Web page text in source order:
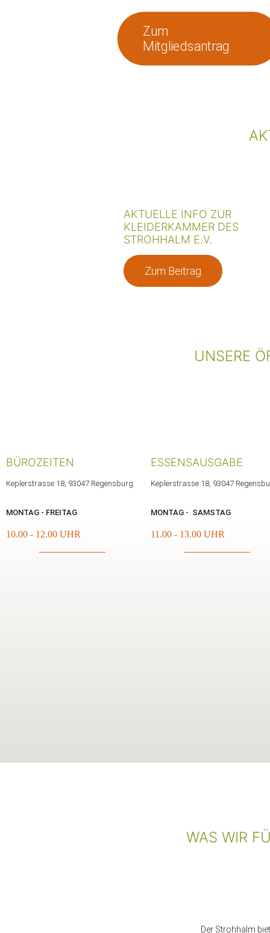
Zum
Mitgliedsantrag
AKTUELLE INFO ZUR
KLEIDERKAMMER DES
STROHHALM E.V.
Zum Beitrag
UNSERE
BÜROZEITEN
Keplerstrasse 18, 93047 Regensburg
MONTAG - FREITAG
10.00 - 12.00 UHR
ESSENSAUSGABE
Keplerstrasse 18, 93047
MONTAG - SAMSTAG
11.00 - 13.00 UHR
WAS WIR
Der Strohhalm